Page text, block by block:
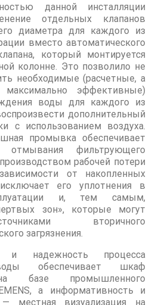
данной инсталляции
отдельных клапанов
диаметра для каждого из
вместо автоматического
который монтируется
колонне. Это позволило не
необходимые (расчетные, а
эффективные)
воды для каждого из
дополнительный
с использованием воздуха.
промывка обеспечивает
отмывания фильтрующего
рабочей потери
от накопленных
его уплотнения в
и, тем самым,
зон», которые могут
вторичного
загрязнения.
и надежность процесса
обеспечивает шкаф
базе промышленного
а информативность и
— местная визуализация на